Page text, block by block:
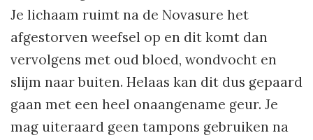
Je lichaam ruimt na de Novasure het
afgestorven weefsel op en dit komt dan
vervolgens met oud bloed, wondvocht en
slijm naar buiten. Helaas kan dit dus gepaard
gaan met een heel onaangename geur. Je
mag uiteraard geen tampons gebruiken na